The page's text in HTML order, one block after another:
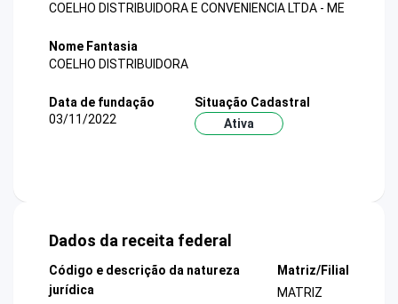
COELHO DISTRIBUIDORA E CONVENIENCIA LTDA - ME
Nome Fantasia
COELHO DISTRIBUIDORA
Data de fundação
03/11/2022
Situação Cadastral
Ativa
Dados da receita federal
Código e descrição da natureza
jurídica
Matriz/Filial
MATRIZ